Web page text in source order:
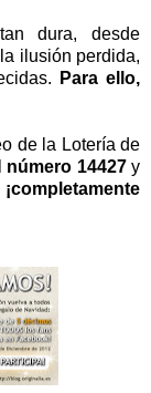
dura, desde
ilusión perdida,
Para ello,
de la Lotería de
número 14427y
¡completamente